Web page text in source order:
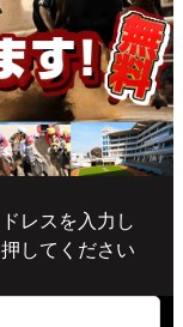
レスを入力し
してください